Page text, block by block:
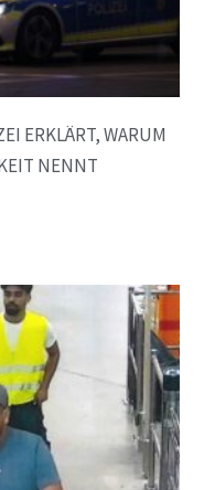
ERKLÄRT, WARUM
NENNT